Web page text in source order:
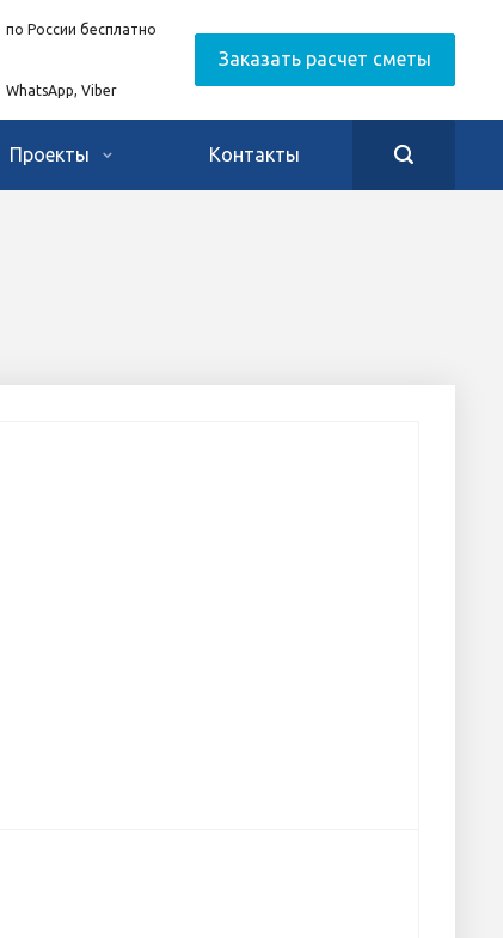
по России бесплатно
WhatsApp, Viber
Заказать расчет сметы
Проекты Контакты